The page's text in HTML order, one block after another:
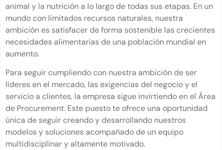
animal y la nutrición a lo largo de todas sus etapas. En un
mundo con limitados recursos naturales, nuestra
ambición es satisfacer de forma sostenible las crecientes
necesidades alimentarias de una población mundial en
aumento.
Para seguir cumpliendo con nuestra ambición de ser
líderes en el mercado, las exigencias del negocio y el
servicio a clientes, la empresa sigue invirtiendo en el Área
de Procurement. Este puesto te ofrece una oportunidad
única de seguir creando y desarrollando nuestros
modelos y soluciones acompañado de un equipo
multidisciplinar y altamente motivado.